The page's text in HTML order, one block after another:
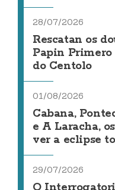
28/07/2026
Rescatan os
Papin
do Centolo
01/08/2026
Cabana,
e A Laracha,
ver a eclipse
29/07/2026